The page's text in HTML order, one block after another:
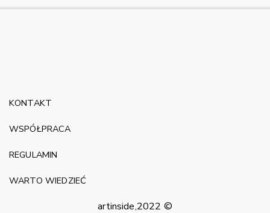
artinside,2022 ©
KONTAKT
WSPÓŁPRACA
REGULAMIN
WARTO WIEDZIEĆ